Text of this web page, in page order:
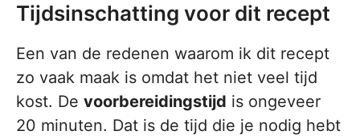
Tijdsinschatting voor dit recept
Een van de redenen waarom ik dit recept
zo vaak maak is omdat het niet veel tijd
kost. De voorbereidingstijd is ongeveer
20 minuten. Dat is de tijd die je nodig hebt